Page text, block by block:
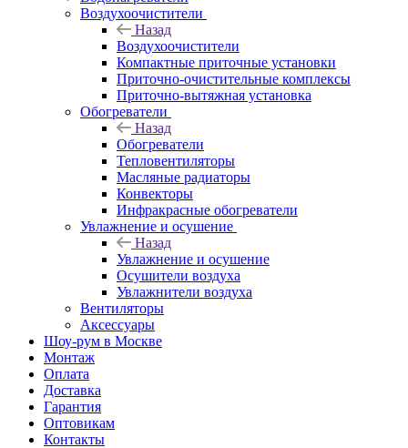
Воздухоочистители
Назад
Воздухоочистители
Компактные приточные установки
Приточно-очистительные комплексы
Приточно-вытяжная установка
Обогреватели
Назад
Обогреватели
Тепловентиляторы
Масляные радиаторы
Конвекторы
Инфракрасные обогреватели
Увлажнение и осушение
Назад
Увлажнение и осушение
Осушители воздуха
Увлажнители воздуха
Вентиляторы
Аксессуары
Шоу-рум в Москве
Монтаж
Оплата
Доставка
Гарантия
Оптовикам
Контакты